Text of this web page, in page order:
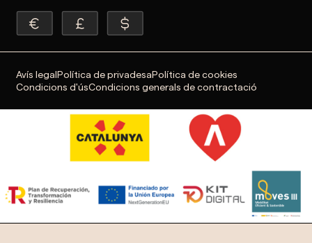
Avís legalPolítica de privadesaPolítica de cookies
Condicions d'úsCondicions generals de contractació